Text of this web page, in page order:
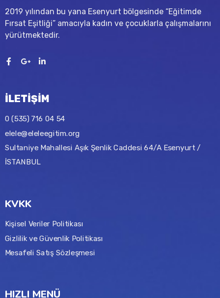
2019 yılından bu yana Esenyurt bölgesinde “Eğitimde
Fırsat Eşitliği” amacıyla kadın ve çocuklarla çalışmalarını
yürütmektedir.
İLETİŞİM
0 (535) 716 04 54
elele@eleleegitim.org
Sultaniye Mahallesi Aşık Şenlik Caddesi 64/A Esenyurt /
İSTANBUL
KVKK
Kişisel Veriler Politikası
Gizlilik ve Güvenlik Politikası
Mesafeli Satış Sözleşmesi
HIZLI MENÜ